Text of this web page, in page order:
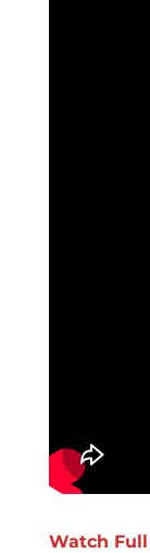
Watch